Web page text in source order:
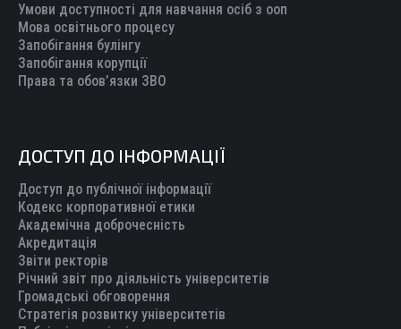
Умови доступності для навчання осіб з ооп
Мова освітнього процесу
Запобігання булінгу
Запобігання корупції
Права та обов’язки ЗВО
ДОСТУП ДО ІНФОРМАЦІЇ
Доступ до публічної інформації
Кодекс корпоративної етики
Академічна доброчесність
Акредитація
Звіти ректорів
Річний звіт про діяльність університетів
Громадські обговорення
Стратегія розвитку університетів